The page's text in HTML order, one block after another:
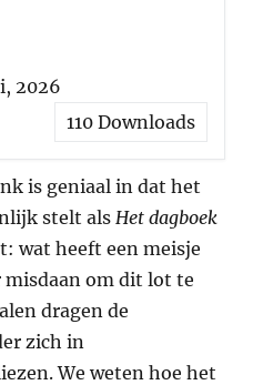
2026
110Downloads
is geniaal in dat het
stelt als Het dagboek
wat heeft een meisje
misdaan om dit lot te
dragen de
zich in
We weten hoe het